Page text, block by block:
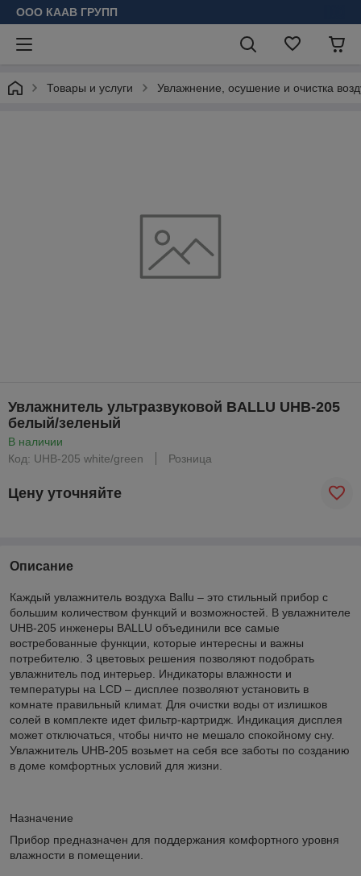
ООО КААВ ГРУПП
Товары и услуги Увлажнение, осушение и очистка
Увлажнитель ультразвуковой BALLU UHB-205
белый/зеленый
В наличии
Код: UHB-205 white/green
Розница
Цену уточняйте
Описание
Каждый увлажнитель воздуха Ballu – это стильный прибор с
большим количеством функций и возможностей. В увлажнителе
UHB-205 инженеры BALLU объединили все самые
востребованные функции, которые интересны и важны
потребителю. 3 цветовых решения позволяют подобрать
увлажнитель под интерьер. Индикаторы влажности и
температуры на LCD – дисплее позволяют установить в
комнате правильный климат. Для очистки воды от излишков
солей в комплекте идет фильтр-картридж. Индикация дисплея
может отключаться, чтобы ничто не мешало спокойному сну.
Увлажнитель UHB-205 возьмет на себя все заботы по созданию
в доме комфортных условий для жизни.
Назначение
Прибор предназначен для поддержания комфортного уровня
влажности в помещении.